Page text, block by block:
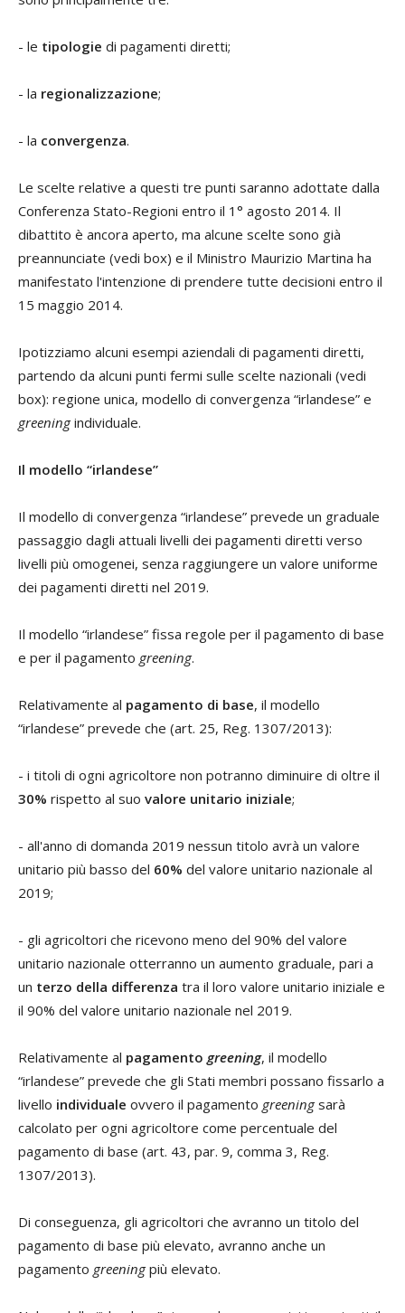
- le tipologie di pagamenti diretti;
- la regionalizzazione;
- la convergenza.
Le scelte relative a questi tre punti saranno adottate dalla
Conferenza Stato-Regioni entro il 1° agosto 2014. Il
dibattito è ancora aperto, ma alcune scelte sono già
preannunciate (vedi box) e il Ministro Maurizio Martina ha
manifestato l'intenzione di prendere tutte decisioni entro il
15 maggio 2014.
Ipotizziamo alcuni esempi aziendali di pagamenti diretti,
partendo da alcuni punti fermi sulle scelte nazionali (vedi
box): regione unica, modello di convergenza “irlandese” e
greeningindividuale.
Il modello “irlandese”
Il modello di convergenza “irlandese” prevede un graduale
passaggio dagli attuali livelli dei pagamenti diretti verso
livelli più omogenei, senza raggiungere un valore uniforme
dei pagamenti diretti nel 2019.
Il modello “irlandese” fissa regole per il pagamento di base
e per il pagamento greening.
Relativamente al pagamento di base, il modello
“irlandese” prevede che (art. 25, Reg. 1307/2013):
- i titoli di ogni agricoltore non potranno diminuire di oltre il
30% rispetto al suo valore unitario iniziale;
- all'anno di domanda 2019 nessun titolo avrà un valore
unitario più basso del 60% del valore unitario nazionale al
2019;
- gli agricoltori che ricevono meno del 90% del valore
unitario nazionale otterranno un aumento graduale, pari a
un terzo della differenza tra il loro valore unitario iniziale e
il 90% del valore unitario nazionale nel 2019.
Relativamente al pagamento greening, il modello
“irlandese” prevede che gli Stati membri possano fissarlo a
livello individuale ovvero il pagamento greeningsarà
calcolato per ogni agricoltore come percentuale del
pagamento di base (art. 43, par. 9, comma 3, Reg.
1307/2013).
Di conseguenza, gli agricoltori che avranno un titolo del
pagamento di base più elevato, avranno anche un
pagamento greeningpiù elevato.